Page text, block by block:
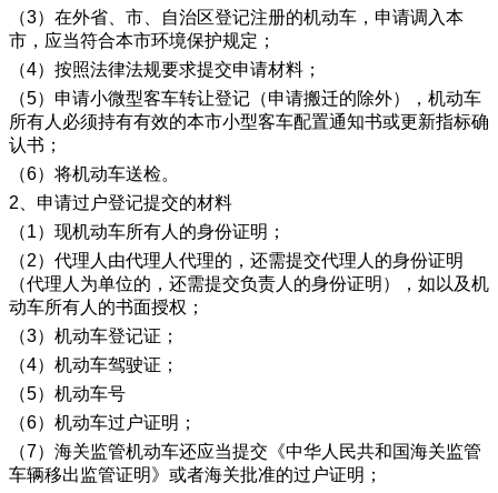
（3）在外省、市、自治区登记注册的机动车，申请调入本
市，应当符合本市环境保护规定；
（4）按照法律法规要求提交申请材料；
（5）申请小微型客车转让登记（申请搬迁的除外），机动车
所有人必须持有有效的本市小型客车配置通知书或更新指标确
认书；
（6）将机动车送检。
2、申请过户登记提交的材料
（1）现机动车所有人的身份证明；
（2）代理人由代理人代理的，还需提交代理人的身份证明
（代理人为单位的，还需提交负责人的身份证明），如以及机
动车所有人的书面授权；
（3）机动车登记证；
（4）机动车驾驶证；
（5）机动车号
（6）机动车过户证明；
（7）海关监管机动车还应当提交《中华人民共和国海关监管
车辆移出监管证明》或者海关批准的过户证明；